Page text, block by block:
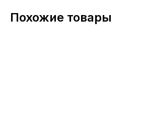
Похожие товары